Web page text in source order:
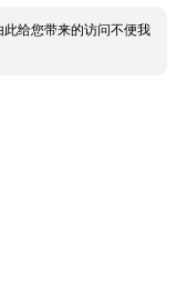
给您带来的访问不便我